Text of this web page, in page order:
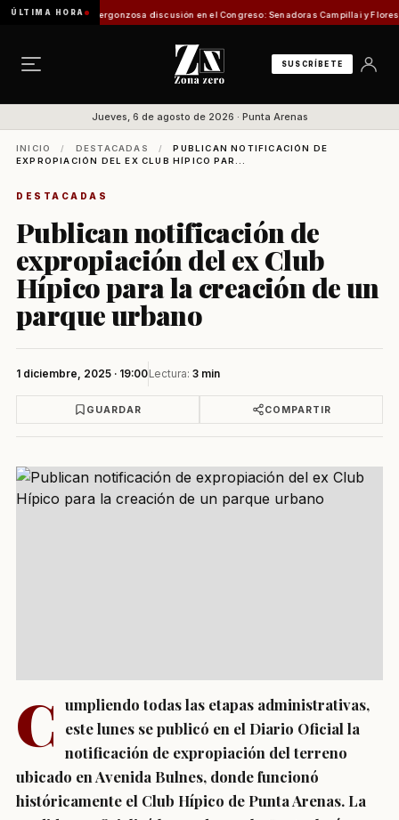
ÚLTIMA HORA
Vergonzosa discusión en el Congreso: Senadoras Campillai y Flores se
SUSCRÍBETE
Jueves, 6 de agosto de 2026 · Punta Arenas
INICIO / DESTACADAS /
PUBLICAN NOTIFICACIÓN DE
EXPROPIACIÓN DEL EX CLUB HÍPICO PAR...
DESTACADAS
Publican notificación de
expropiación del ex Club
Hípico para la creación de un
parque urbano
1 diciembre, 2025 · 19:00Lectura: 3 min
GUARDAR COMPARTIR
C umpliendo todas las etapas administrativas,
este lunes se publicó en el Diario Oficial la
notificación de expropiación del terreno
ubicado en Avenida Bulnes, donde funcionó
históricamente el Club Hípico de Punta Arenas. La